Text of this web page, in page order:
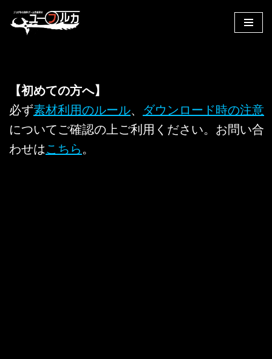
へ
キ
ッ
【初めての方へ】
必ず素材利用のルール、 ダウンロード時の注意
についてご確認の上ご利用ください。お問い合
わせはこちら 。